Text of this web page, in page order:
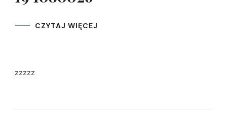
CZYTAJ WIĘCEJ
zzzzz